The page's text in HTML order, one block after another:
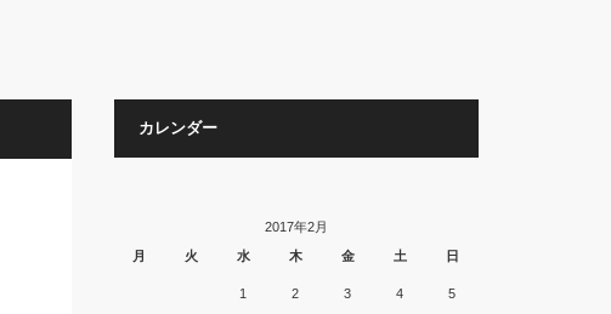
カレンダー
2017年2月
月
火 水 木 金 土 日
1 2 3 4 5